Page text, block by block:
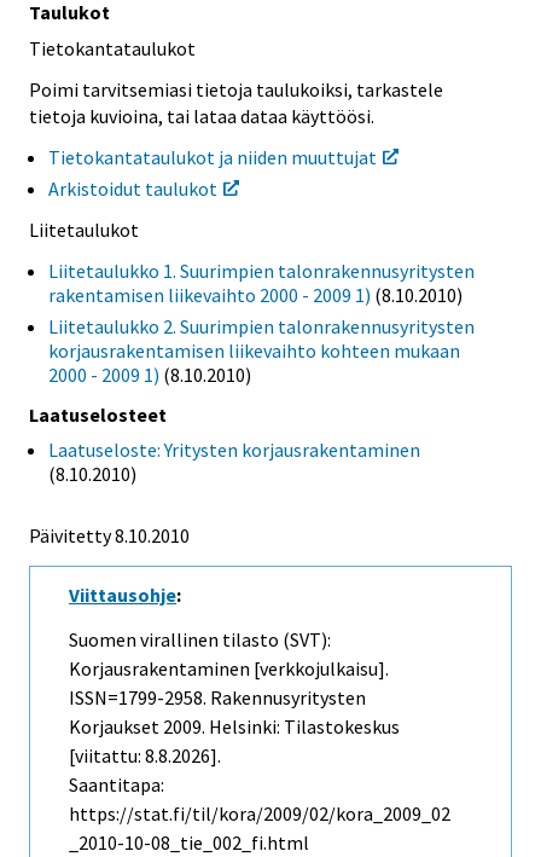
Taulukot
Tietokantataulukot
Poimi tarvitsemiasi tietoja taulukoiksi, tarkastele
tietoja kuvioina, tai lataa dataa käyttöösi.
Tietokantataulukot ja niiden muuttujat
Arkistoidut taulukot
Liitetaulukot
Liitetaulukko 1. Suurimpien talonrakennusyritysten
rakentamisen liikevaihto 2000 - 2009 1) (8.10.2010)
Liitetaulukko 2. Suurimpien talonrakennusyritysten
korjausrakentamisen liikevaihto kohteen mukaan
2000 - 2009 1) (8.10.2010)
Laatuselosteet
Laatuseloste: Yritysten korjausrakentaminen
(8.10.2010)
Päivitetty 8.10.2010
Viittausohje:
Suomen virallinen tilasto (SVT):
Korjausrakentaminen [verkkojulkaisu].
ISSN=1799-2958. Rakennusyritysten
Korjaukset 2009. Helsinki: Tilastokeskus
[viitattu: 8.8.2026].
Saantitapa:
https://stat.fi/til/kora/2009/02/kora_2009_02
_2010-10-08_tie_002_fi.html